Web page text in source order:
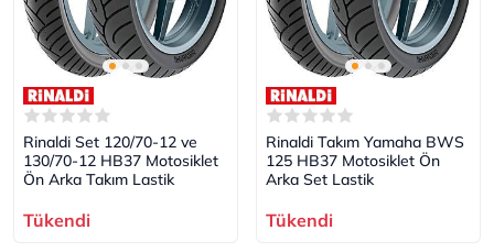
Rinaldi Set 120/70-12 ve
130/70-12 HB37 Motosiklet
Ön Arka Takım Lastik
Tükendi
Rinaldi Takım Yamaha BWS
125 HB37 Motosiklet Ön
Arka Set Lastik
Tükendi